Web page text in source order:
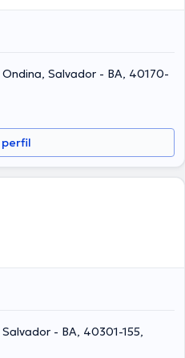
Salvador - BA, 40170-
perfil
- BA, 40301-155,